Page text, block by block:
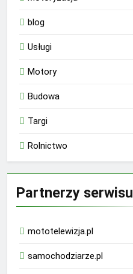
blog
Usługi
Motory
Budowa
Targi
Rolnictwo
Partnerzy serwisu
mototelewizja.pl
samochodziarze.pl